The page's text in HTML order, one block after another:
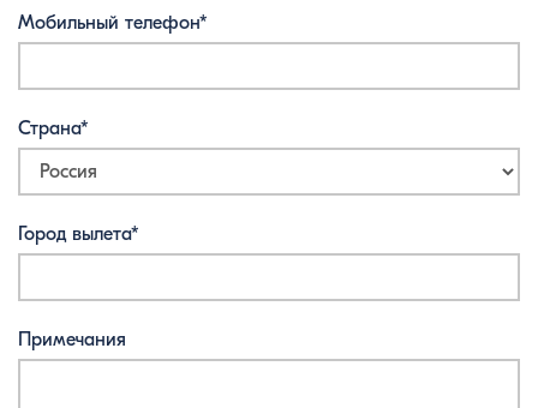
Мобильный телефон*
Страна*
Город вылета*
Примечания